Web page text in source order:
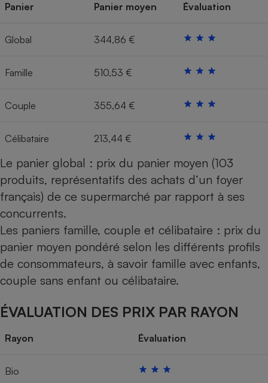
Panier Panier moyen Évaluation
Global 344,86 €
Famille 510,53 €
Couple 355,64 €
Célibataire 213,44 €
Le panier global : prix du panier moyen (103
produits, représentatifs des achats d’un foyer
français) de ce supermarché par rapport à ses
concurrents.
Les paniers famille, couple et célibataire : prix du
panier moyen pondéré selon les différents profils
de consommateurs, à savoir famille avec enfants,
couple sans enfant ou célibataire.
ÉVALUATION DES PRIX PAR RAYON
Rayon Évaluation
Bio